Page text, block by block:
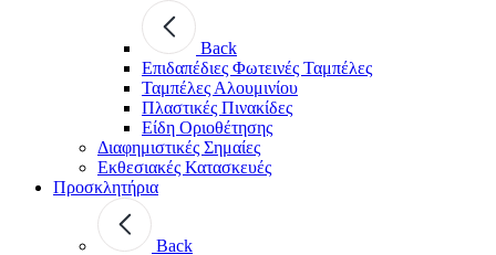
Back
Επιδαπέδιες Φωτεινές Ταμπέλες
Ταμπέλες Αλουμινίου
Πλαστικές Πινακίδες
Είδη Οριοθέτησης
Διαφημιστικές Σημαίες
Εκθεσιακές Κατασκευές
Προσκλητήρια
Back